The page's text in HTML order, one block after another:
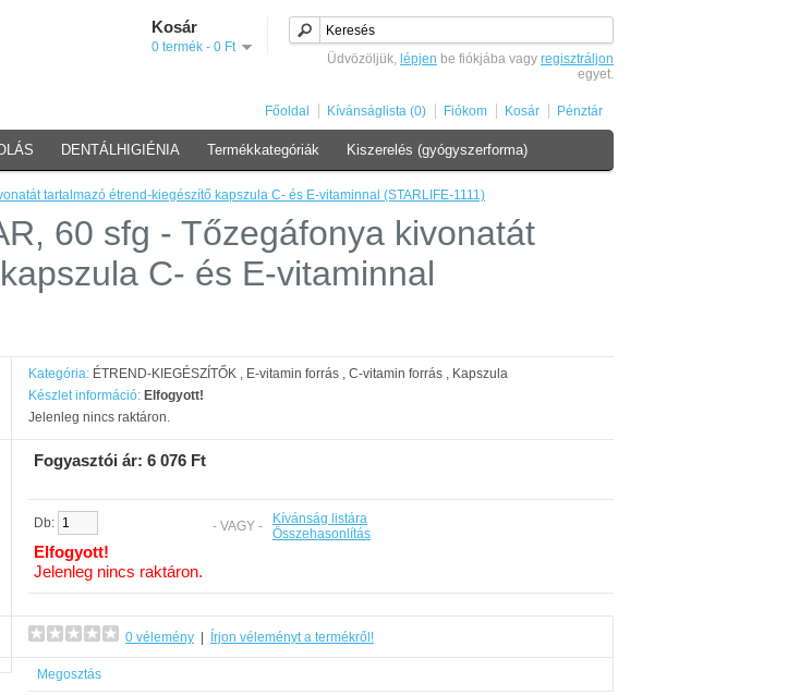
Kosár
0 termék - 0 Ft
Üdvözöljük, lépjen be fiókjába vagy regisztráljon
egyet.
Főoldal Kívánságlista (0) Fiókom Kosár Pénztár
DENTÁLHIGIÉNIA Termékkategóriák Kiszerelés (gyógyszerforma)
tartalmazó étrend-kiegészítő kapszula C- és E-vitaminnal (STARLIFE-1111)
60 sfg - Tőzegáfonya kivonatát
C- és E-vitaminnal
Kategória: ÉTREND-KIEGÉSZÍTŐK , E-vitamin forrás , C-vitamin forrás , Kapszula
Készlet információ: Elfogyott!
Jelenleg nincs raktáron.
Fogyasztói ár: 6 076 Ft
Db:
Elfogyott!
Jelenleg nincs raktáron.
- VAGY -
Kívánság listára
Összehasonlítás
0 vélemény Írjon véleményt a termékről!
Megosztás